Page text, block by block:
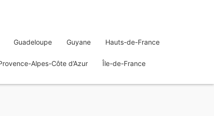
Guadeloupe Guyane Hauts-de-France
Alpes-Côte d’Azur Île-de-France